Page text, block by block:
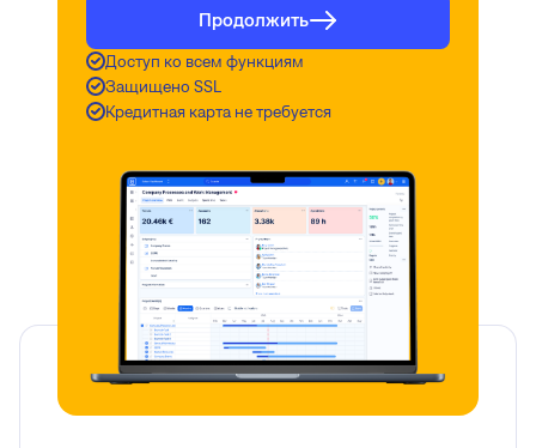
Продолжить
Доступ ко всем функциям
Защищено SSL
Кредитная карта не требуется